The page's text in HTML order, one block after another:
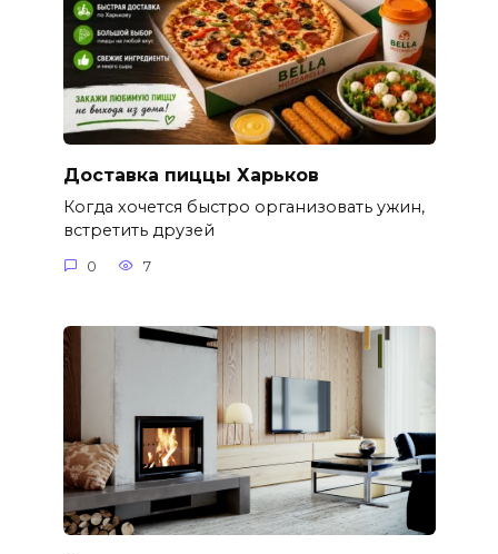
Доставка пиццы Харьков
Когда хочется быстро организовать ужин,
встретить друзей
0 7